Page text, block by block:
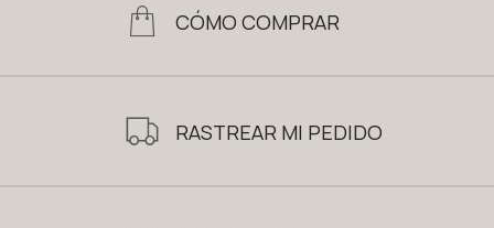
CÓMO COMPRAR
RASTREAR MI PEDIDO